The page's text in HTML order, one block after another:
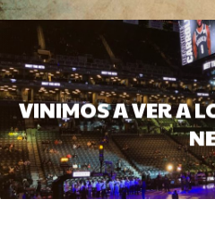
VINIMOS A VER A